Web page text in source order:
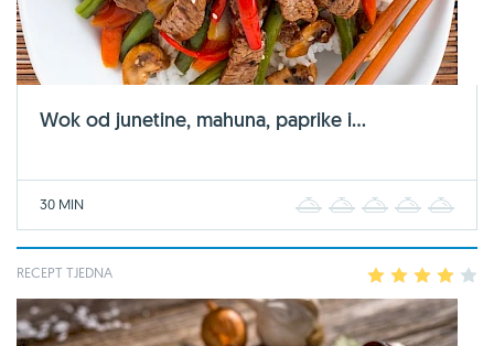
Wok od junetine, mahuna, paprike i...
30 MIN 2 3 4
RECEPT TJEDNA 2 3 4